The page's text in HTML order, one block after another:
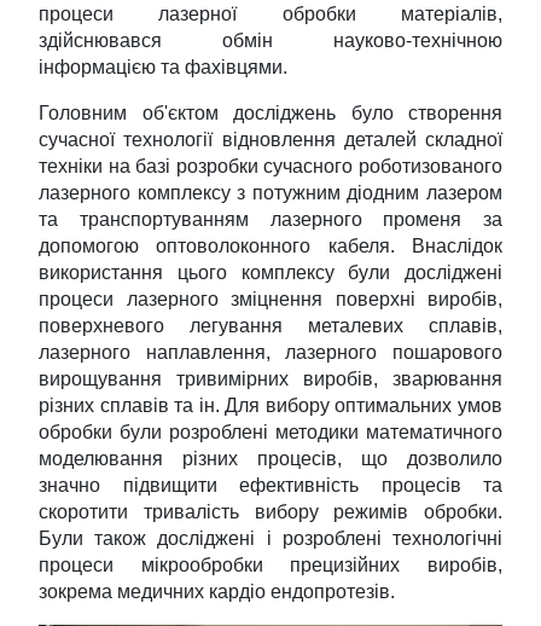
процеси лазерної обробки матеріалів,
здійснювався обмін науково-технічною
інформацією та фахівцями.
Головним об'єктом досліджень було створення
сучасної технології відновлення деталей складної
техніки на базі розробки сучасного роботизованого
лазерного комплексу з потужним діодним лазером
та транспортуванням лазерного променя за
допомогою оптоволоконного кабеля. Внаслідок
використання цього комплексу були досліджені
процеси лазерного зміцнення поверхні виробів,
поверхневого легування металевих сплавів,
лазерного наплавлення, лазерного пошарового
вирощування тривимірних виробів, зварювання
різних сплавів та ін. Для вибору оптимальних умов
обробки були розроблені методики математичного
моделювання різних процесів, що дозволило
значно підвищити ефективність процесів та
скоротити тривалість вибору режимів обробки.
Були також досліджені і розроблені технологічні
процеси мікрообробки прецизійних виробів,
зокрема медичних кардіо ендопротезів.